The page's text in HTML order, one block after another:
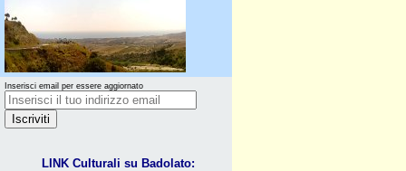
Inserisci email per essere aggiornato
LINK Culturali su Badolato: